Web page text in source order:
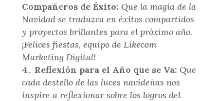
Compañeros de Éxito: Que la magia de la
Navidad se traduzca en éxitos compartidos
y proyectos brillantes para el próximo año.
¡Felices fiestas, equipo de Likecom
Marketing Digital!
Reflexión para el Año que se Va: Que
cada destello de las luces navideñas nos
inspire a reflexionar sobre los logros del